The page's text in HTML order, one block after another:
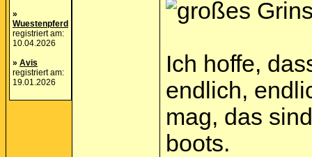
»
Wuestenpferd
registriert am:
10.04.2026
» Avis
registriert am:
19.01.2026
Ich hoffe,
endlich,
mag, das
boots.